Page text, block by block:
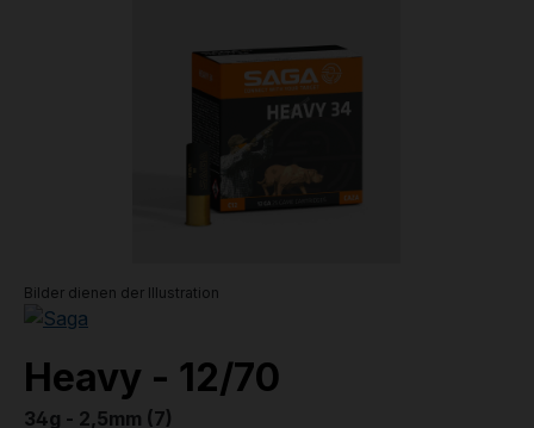
Bilder dienen der Illustration
Heavy - 12/70
34g - 2,5mm (7)